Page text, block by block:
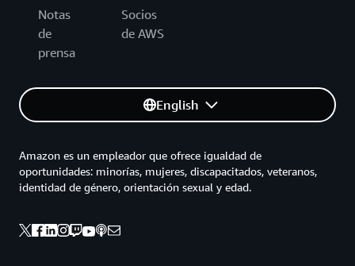
Notas
de
prensa
Socios
de AWS
English
Amazon es un empleador que ofrece igualdad de
oportunidades: minorías, mujeres, discapacitados, veteranos,
identidad de género, orientación sexual y edad.